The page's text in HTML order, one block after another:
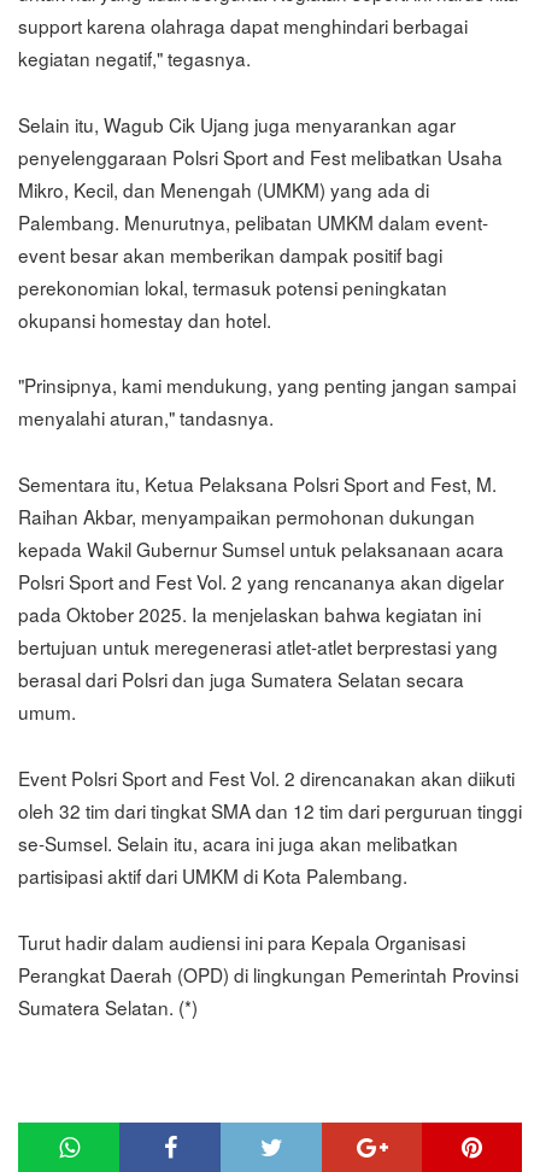
support karena olahraga dapat menghindari berbagai
kegiatan negatif," tegasnya.
Selain itu, Wagub Cik Ujang juga menyarankan agar
penyelenggaraan Polsri Sport and Fest melibatkan Usaha
Mikro, Kecil, dan Menengah (UMKM) yang ada di
Palembang. Menurutnya, pelibatan UMKM dalam event-
event besar akan memberikan dampak positif bagi
perekonomian lokal, termasuk potensi peningkatan
okupansi homestay dan hotel.
"Prinsipnya, kami mendukung, yang penting jangan sampai
menyalahi aturan," tandasnya.
Sementara itu, Ketua Pelaksana Polsri Sport and Fest, M.
Raihan Akbar, menyampaikan permohonan dukungan
kepada Wakil Gubernur Sumsel untuk pelaksanaan acara
Polsri Sport and Fest Vol. 2 yang rencananya akan digelar
pada Oktober 2025. Ia menjelaskan bahwa kegiatan ini
bertujuan untuk meregenerasi atlet-atlet berprestasi yang
berasal dari Polsri dan juga Sumatera Selatan secara
umum.
Event Polsri Sport and Fest Vol. 2 direncanakan akan diikuti
oleh 32 tim dari tingkat SMA dan 12 tim dari perguruan tinggi
se-Sumsel. Selain itu, acara ini juga akan melibatkan
partisipasi aktif dari UMKM di Kota Palembang.
Turut hadir dalam audiensi ini para Kepala Organisasi
Perangkat Daerah (OPD) di lingkungan Pemerintah Provinsi
Sumatera Selatan. (*)